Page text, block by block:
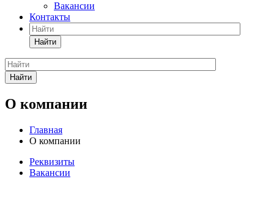
Вакансии
Контакты
Найти
Найти
О компании
Главная
О компании
Реквизиты
Вакансии